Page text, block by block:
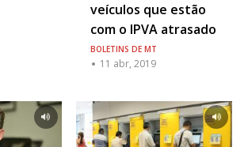
veículos que estão
com o IPVA atrasado
BOLETINS DE MT
11 abr, 2019